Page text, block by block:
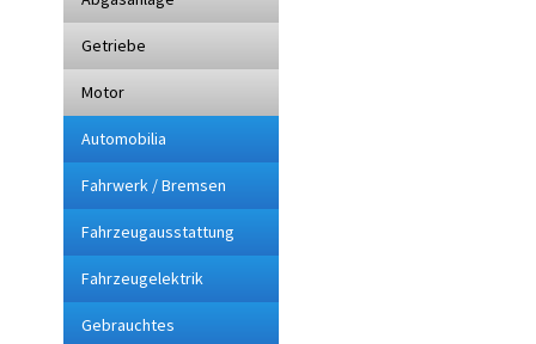
Impressum
Kasse
Lieferung
Mein Konto
Getriebe
Motor
Automobilia
Fahrwerk / Bremsen
Fahrzeugausstattung
Fahrzeugelektrik
Gebrauchtes